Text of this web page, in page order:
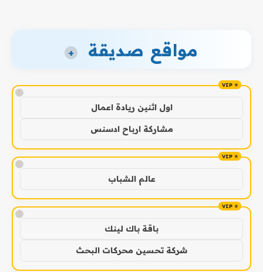
مواقع صديقة +
!
اول اثنين ريادة اعمال
مشاركة ارباح ادسنس
!
عالم الشباب
!
باقة باك لينك
شركة تحسين محركات البحث